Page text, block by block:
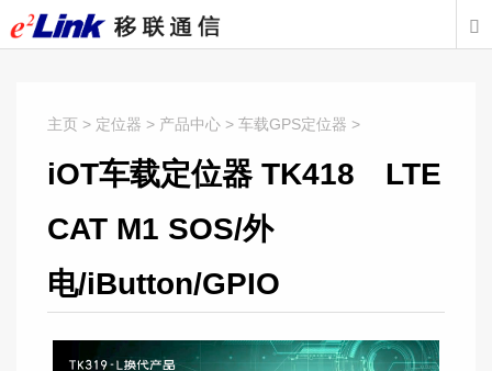

主页 > 定位器 > 产品中心 > 车载GPS定位器 >
iOT车载定位器 TK418 LTE
CAT M1 SOS/外
电/iButton/GPIO